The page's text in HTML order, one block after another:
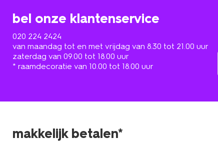
bel onze klantenservice
020 224 2424
van maandag tot en met vrijdag van 8.30 tot 21.00 uur
zaterdag van 09.00 tot 18.00 uur
* raamdecoratie van 10.00 tot 18.00 uur
makkelijk betalen*